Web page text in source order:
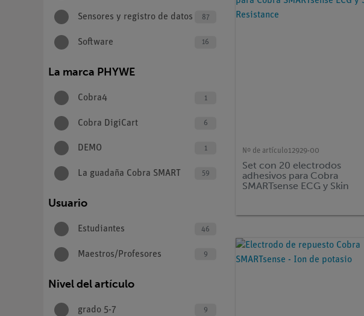
Sensores y registro de datos 87
Software 16
La marca PHYWE
Cobra4 1
Cobra DigiCart 6
DEMO 1
La guadaña Cobra SMART 59
Usuario
Estudiantes 46
Maestros/Profesores 9
Nivel del artículo
grado 5-7 9
Nº de artículo12929-00
Set con 20 electrodos
adhesivos para Cobra
SMARTsense ECG y Skin